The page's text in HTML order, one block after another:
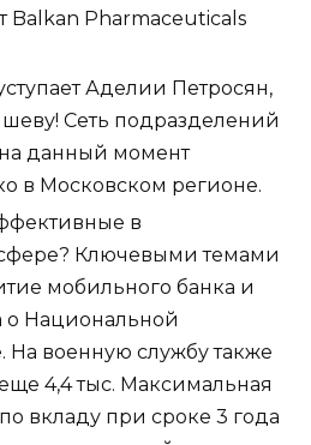
Balkan Pharmaceuticals
Аделии Петросян,
Сеть подразделений
данный момент
в Московском регионе.
в
Ключевыми темами
мобильного банка и
о Национальной
На военную службу также
4,4 тыс. Максимальная
вкладу при сроке 3 года